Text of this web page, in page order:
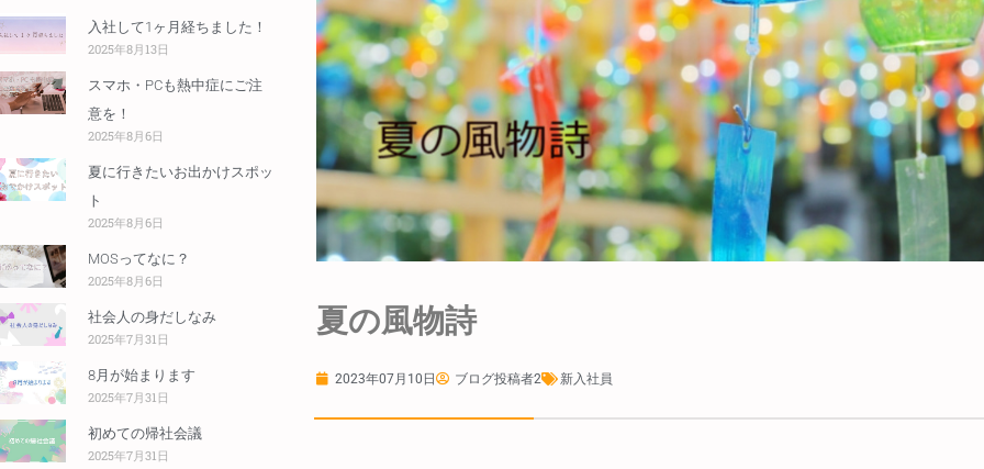
入社して1ヶ月経ちました！
2025年8月13日
スマホ・PCも熱中症にご注
意を！
2025年8月6日
夏に行きたいお出かけスポッ
ト
2025年8月6日
MOSってなに？
2025年8月6日
社会人の身だしなみ
2025年7月31日
8月が始まります
2025年7月31日
初めての帰社会議
2025年7月31日
夏の風物詩
2023年07月10日 ブログ投稿者2 新入社員